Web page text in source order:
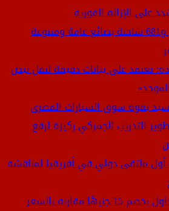
الإزالة الفورية
تداول 14 ألف طن و681 شاحنة بضائع عامة ومتنوعة
نعتمد على بيانات دقيقة لنقل نبض
بقوة سوق السيارات المصري
التدريب الجمركي ركيزة لرفع
ملتقى دولي في أفريقيا لمناقشة
الذهب المحلي يتداول بخصم 15 جنيهًا مقارنة بالسعر